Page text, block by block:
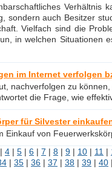
Verhältnis
sondern auch Besitzer
Vielfach sind die
in welchen Situationen
im Internet verfolgen
nachverfolgen zu
die Frage, wie
für Silvester
Einkauf von
| 4 | 5 | 6 | 7 | 8 | 9 | 10 | 11 |
| 35 | 36 | 37 | 38 | 39 | 40 |